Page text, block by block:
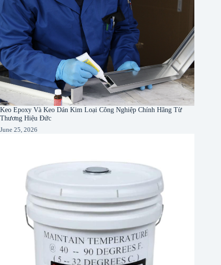
Keo Epoxy Và Keo Dán Kim Loại Công Nghiệp Chính Hãng Từ
Thương Hiệu Đức
June 25, 2026